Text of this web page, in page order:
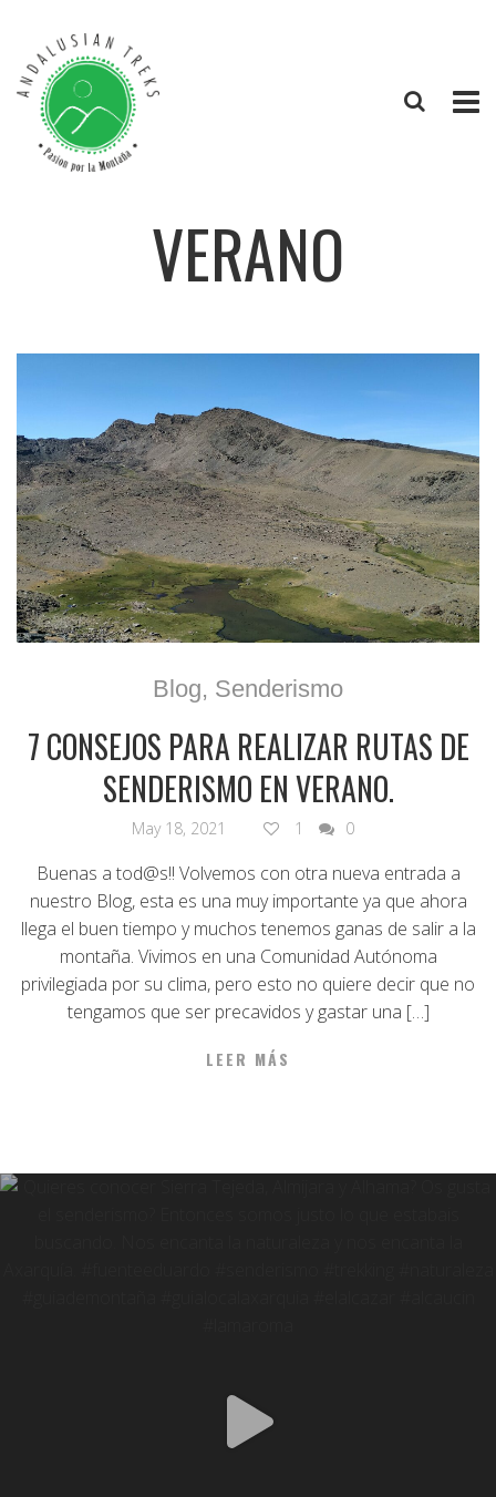
VERANO
Blog, Senderismo
7 CONSEJOS PARA REALIZAR RUTAS DE
SENDERISMO EN VERANO.
May 18, 2021 1 0
Buenas a tod@s!! Volvemos con otra nueva entrada a
nuestro Blog, esta es una muy importante ya que ahora
llega el buen tiempo y muchos tenemos ganas de salir a la
montaña. Vivimos en una Comunidad Autónoma
privilegiada por su clima, pero esto no quiere decir que no
tengamos que ser precavidos y gastar una […]
LEER MÁS